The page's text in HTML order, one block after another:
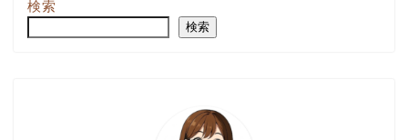
検索
検索